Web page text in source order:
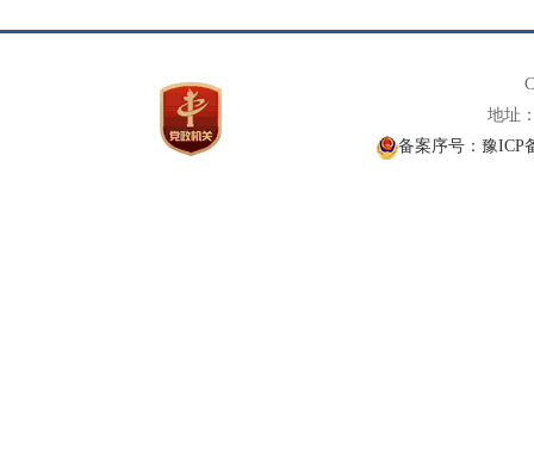
地址
备案序号：豫ICP